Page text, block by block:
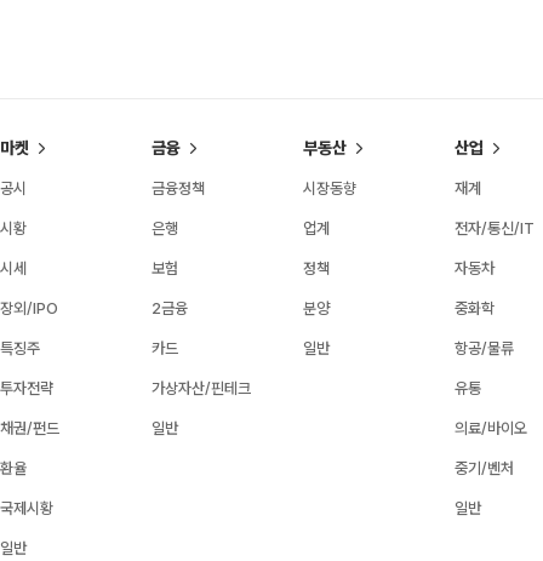
마켓
공시
시황
시세
장외/IPO
특징주
투자전략
채권/펀드
환율
국제시황
일반
금융
금융정책
은행
보험
2금융
카드
가상자산/핀테크
일반
부동산
시장동향
업계
정책
분양
일반
산업
재계
전자/통신/IT
자동차
중화학
항공/물류
유통
의료/바이오
중기/벤처
일반